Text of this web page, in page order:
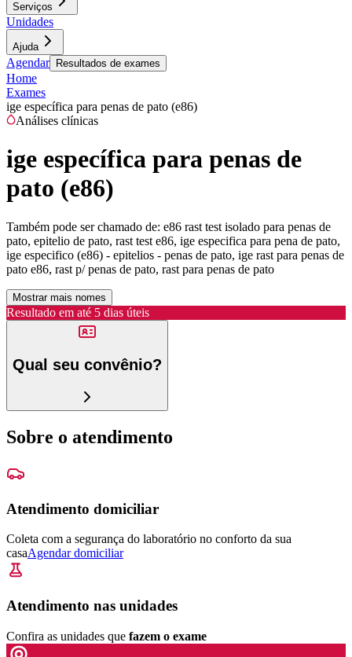
Serviços
Unidades
Ajuda
Agendar Resultados de exames
Home
Exames
ige específica para penas de pato (e86)
Análises clínicas
ige específica para penas de
pato (e86)
Também pode ser chamado de: e86 rast test isolado para penas de
pato, epitelio de pato, rast test e86, ige especifica para pena de pato,
ige especifico (e86) - epitelios - penas de pato, ige rast para penas de
pato e86, rast p/ penas de pato, rast para penas de pato
Mostrar mais nomes
Resultado em até 5 dias úteis
Qual seu convênio?
Sobre o atendimento
Atendimento domiciliar
Coleta com a segurança do laboratório no conforto da sua
casaAgendar domiciliar
Atendimento nas unidades
Confira as unidades que fazem o exame